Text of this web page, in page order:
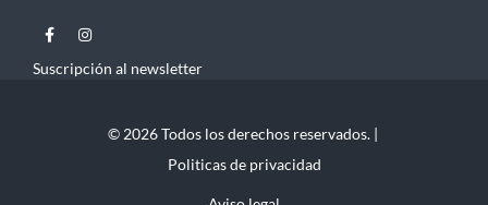
Suscripción al newsletter
© 2026 Todos los derechos reservados. |
Politicas de privacidad